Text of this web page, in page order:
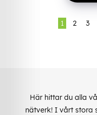
1 2 3
Här hittar du alla
nätverk! I vårt stora